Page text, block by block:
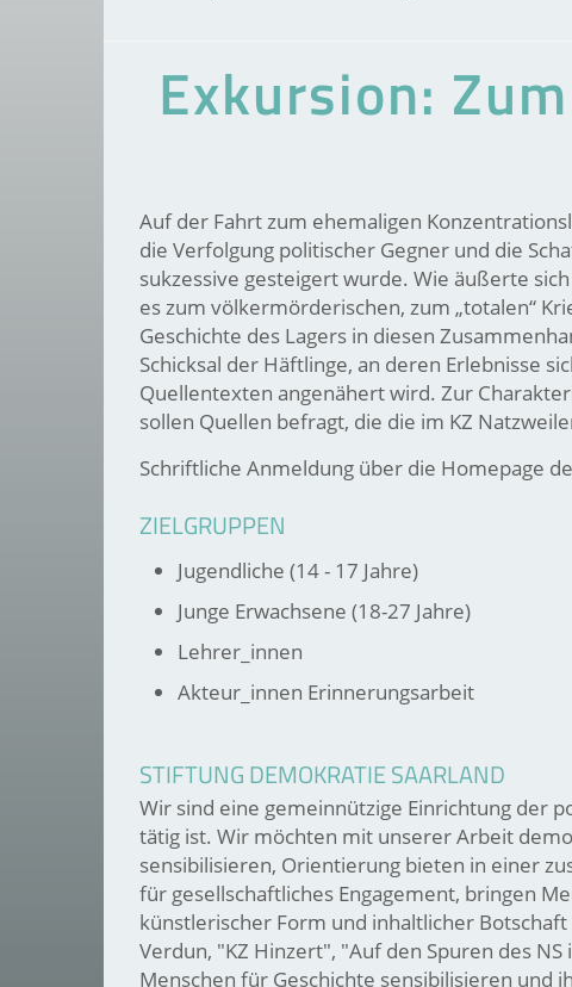
Exkursion:
Auf der Fahrt zum ehemaligen
die Verfolgung politischer Gegner und die
sukzessive gesteigert wurde. Wie äußerte
es zum völkermörderischen, zum „totalen“
Geschichte des Lagers in diesen
Schicksal der Häftlinge, an deren Erlebnisse
Quellentexten angenähert wird. Zur
sollen Quellen befragt, die die im KZ
Schriftliche Anmeldung über die Homepage
ZIELGRUPPEN
Jugendliche (14 - 17 Jahre)
Junge Erwachsene (18-27 Jahre)
Lehrer_innen
Akteur_innen Erinnerungsarbeit
STIFTUNG DEMOKRATIE SAARLAND
Wir sind eine gemeinnützige Einrichtung der
tätig ist. Wir möchten mit unserer Arbeit
sensibilisieren, Orientierung bieten in einer
für gesellschaftliches Engagement, bringen
künstlerischer Form und inhaltlicher
Verdun, "KZ Hinzert", "Auf den Spuren des
Menschen für Geschichte sensibilisieren und